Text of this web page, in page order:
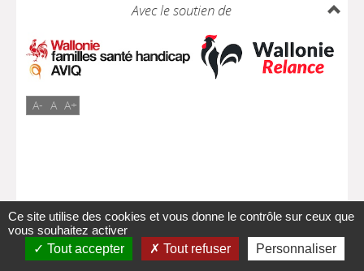
Avec le soutien de
A- A A+
Ce site utilise des cookies et vous donne le contrôle sur ceux que
vous souhaitez activer
Tout accepter
Tout refuser Personnaliser